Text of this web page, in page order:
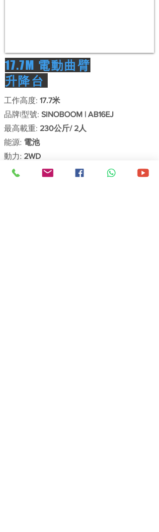
17.7M 電動曲臂
升降台
工作高度: 17.7米
品牌|型號: SINOBOOM | AB16EJ
最高載重: 230公斤/ 2人
能源: 電池
動力: 2WD
機身尺寸(長x闊x高):6.8X1.9X2米